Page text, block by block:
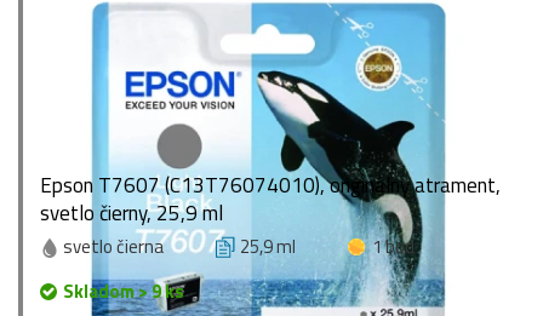
Epson T7607 (C13T76074010), originálny atrament,
svetlo čierny, 25,9 ml
svetlo čierna 25,9 ml
1 bod
Skladom > 9 ks